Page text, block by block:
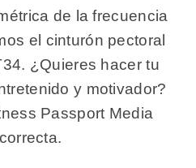
de la frecuencia
el cinturón pectoral
¿Quieres hacer tu
y motivador?
Passport Media